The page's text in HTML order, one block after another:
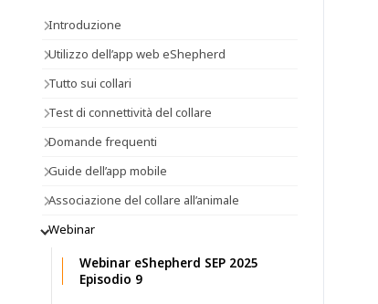
Introduzione
Utilizzo dell’app web eShepherd
Tutto sui collari
Test di connettività del collare
Domande frequenti
Guide dell’app mobile
Associazione del collare all’animale
Webinar
Webinar eShepherd SEP 2025
Episodio 9